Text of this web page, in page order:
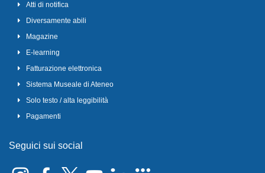
Atti di notifica
Diversamente abili
Magazine
E-learning
Fatturazione elettronica
Sistema Museale di Ateneo
Solo testo / alta leggibilità
Pagamenti
Seguici sui social